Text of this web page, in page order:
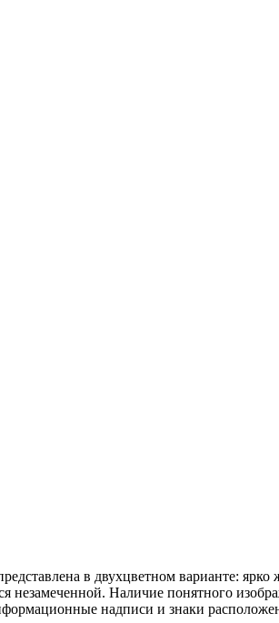
в двухцветном варианте:
Наличие понятного
надписи и знаки